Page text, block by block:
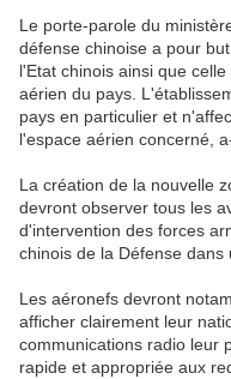
Le porte-parole du
défense chinoise a pour
l'Etat chinois ainsi que
aérien du pays.
pays en particulier et
l'espace aérien concerné,
La création de la nouvelle
devront observer tous les
d'intervention des forces
chinois de la Défense dans
Les aéronefs devront
afficher clairement leur
communications radio leur
rapide et appropriée aux